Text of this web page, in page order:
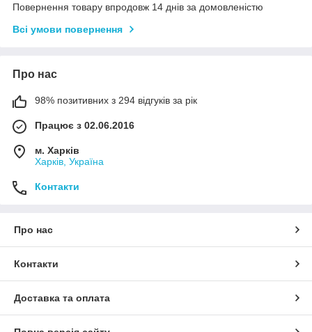
Повернення товару впродовж 14 днів за домовленістю
Всі умови повернення
Про нас
98% позитивних з 294 відгуків за рік
Працює з 02.06.2016
м. Харків
Харків, Україна
Контакти
Про нас
Контакти
Доставка та оплата